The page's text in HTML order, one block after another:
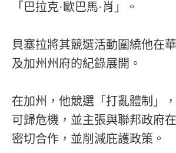
「巴拉克·歐巴馬·肖」。
貝塞拉將其競選活動圍繞他在
及加州州府的紀錄展開。
在加州，他競選「打亂體制」
可歸危機，並主張與聯邦政府
密切合作，並削減庇護政策。